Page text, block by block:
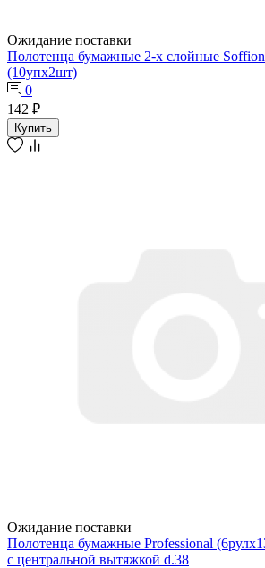
Ожидание поставки
Полотенца бумажные 2-х слойные
(10упх2шт)
0
142 ₽
Купить
Ожидание поставки
Полотенца бумажные Professional
с центральной вытяжкой d.38